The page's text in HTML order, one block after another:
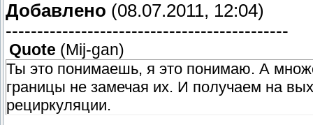
Добавлено (08.07.2011, 12:04)
---------------------------------------------
Quote (Mij-gan)
Ты это понимаешь, я это понимаю. А
границы не замечая их. И получаем на
рециркуляции.